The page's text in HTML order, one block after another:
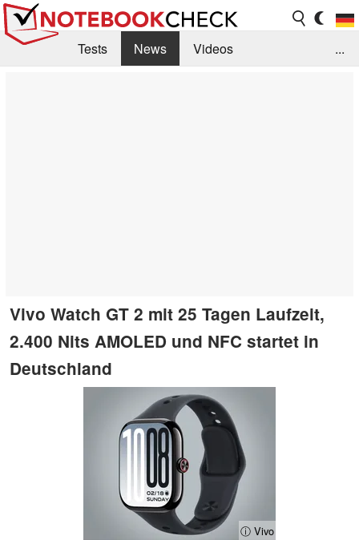
Tests News
Videos
...
Vivo Watch GT 2 mit 25 Tagen Laufzeit,
2.400 Nits AMOLED und NFC startet in
Deutschland
ⓘ Vivo